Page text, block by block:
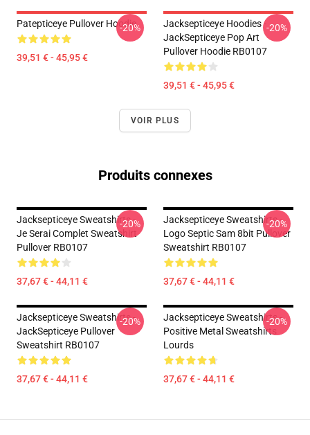
Patepticeye Pullover Hoodie
39,51 € - 45,95 €
-20%
Jacksepticeye Hoodies -
JackSepticeye Pop Art
Pullover Hoodie RB0107
39,51 € - 45,95 €
-20%
VOIR PLUS
Produits connexes
Jacksepticeye Sweatshirts -
Je Serai Complet Sweatshirt
Pullover RB0107
37,67 € - 44,11 €
-20%
Jacksepticeye Sweatshirts -
Logo Septic Sam 8bit Pullover
Sweatshirt RB0107
37,67 € - 44,11 €
-20%
Jacksepticeye Sweatshirts -
JackSepticeye Pullover
Sweatshirt RB0107
37,67 € - 44,11 €
-20%
Jacksepticeye Sweatshirts -
Positive Metal Sweatshirts
Lourds
37,67 € - 44,11 €
-20%